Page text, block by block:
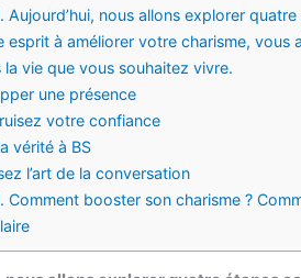
Aujourd’hui, nous allons explorer
esprit à améliorer votre charisme, vous
la vie que vous souhaitez vivre.
une présence
votre confiance
vérité à BS
l’art de la conversation
Comment booster son charisme ?